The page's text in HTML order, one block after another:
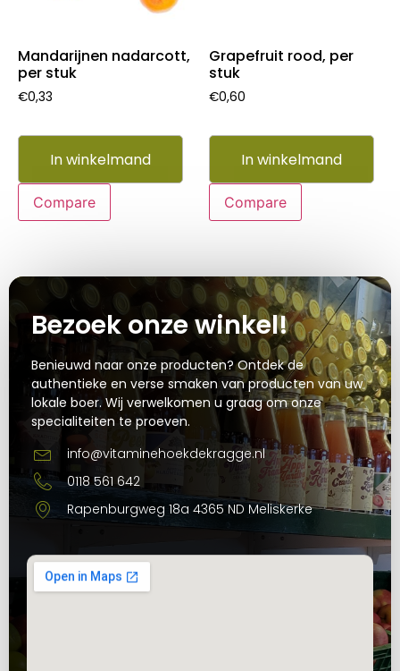
Mandarijnen nadarcott,
per stuk
€0,33
In winkelmand
Compare
Grapefruit rood, per
stuk
€0,60
In winkelmand
Compare
Bezoek onze winkel!
Benieuwd naar onze producten? Ontdek de
authentieke en verse smaken van producten van uw
lokale boer. Wij verwelkomen u graag om onze
specialiteiten te proeven.
info@vitaminehoekdekragge.nl
0118 561 642
Rapenburgweg 18a 4365 ND Meliskerke